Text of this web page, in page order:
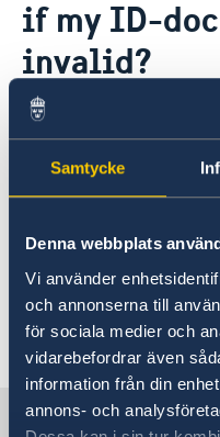
Samtycke
Denna webbplats
Vi använder
och annonserna till
för sociala medier och
vidarebefordrar även
information från din
annons- och
About us
The Ambassador
About the Embassy
Vacancies
Data Protection Policy
News & Statements
News
if my ID-
invalid?
If you do not have
out a declaration of
and bring a person
Approved certifiers
Approved certifiers
(polisen.se)
Last updated 18 Mar
Sweden in